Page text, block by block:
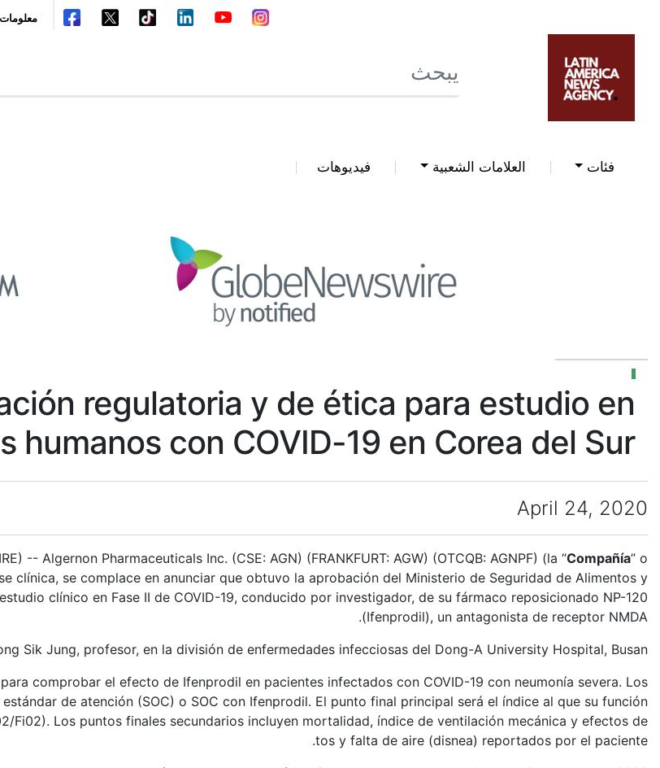
معلومات
فئات العلامات الشعبية فيديوهات
regulatoria y de ética para estudio en
humanos con COVID-19 en Corea del Sur
April 24, 2020
-- Algernon Pharmaceuticals Inc. (CSE: AGN) (FRANKFURT: AGW) (OTCQB: AGNPF) (la “Compañía” o
clínica, se complace en anunciar que obtuvo la aprobación del Ministerio de Seguridad de Alimentos y
clínico en Fase II de COVID-19, conducido por investigador, de su fármaco reposicionado NP-120
(Ifenprodil), un antagonista de receptor NMDA.
Sik Jung, profesor, en la división de enfermedades infecciosas del Dong-A University Hospital, Busan.
comprobar el efecto de Ifenprodil en pacientes infectados con COVID-19 con neumonía severa. Los
de atención (SOC) o SOC con Ifenprodil. El punto final principal será el índice al que su función
Fi02). Los puntos finales secundarios incluyen mortalidad, índice de ventilación mecánica y efectos de
tos y falta de aire (disnea) reportados por el paciente.